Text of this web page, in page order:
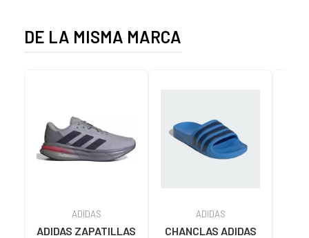
DE LA MISMA MARCA
ADIDAS
ADIDAS ZAPATILLAS
ADIDAS
CHANCLAS ADIDAS